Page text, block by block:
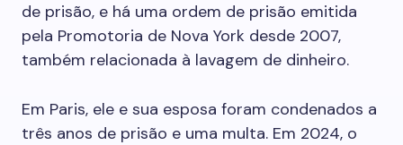
de prisão, e há uma ordem de prisão emitida
pela Promotoria de Nova York desde 2007,
também relacionada à lavagem de dinheiro.
Em Paris, ele e sua esposa foram condenados a
três anos de prisão e uma multa. Em 2024, o